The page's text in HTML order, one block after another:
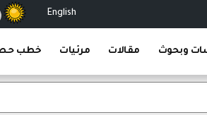
English
وبحوث مقالات مرئيات خطب